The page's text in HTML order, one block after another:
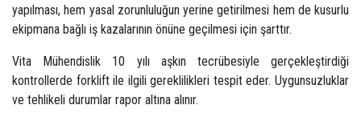
yapılması, hem yasal zorunluluğun yerine getirilmesi hem de kusurlu
ekipmana bağlı iş kazalarının önüne geçilmesi için şarttır.
Vita Mühendislik 10 yılı aşkın tecrübesiyle gerçekleştirdiği
kontrollerde forklift ile ilgili gereklilikleri tespit eder. Uygunsuzluklar
ve tehlikeli durumlar rapor altına alınır.